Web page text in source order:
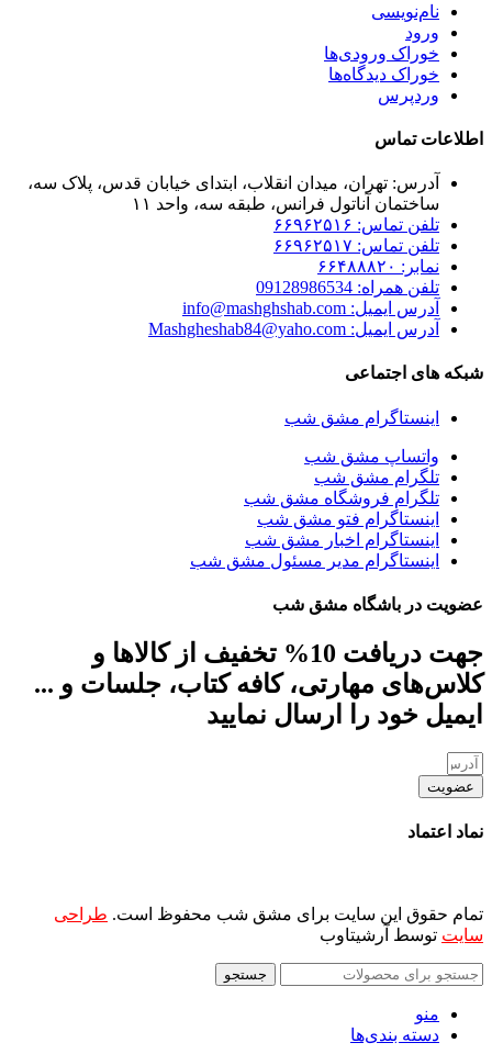
نام‌نویسی
ورود
خوراک ورودی‌ها
خوراک دیدگاه‌ها
وردپرس
اطلاعات تماس
آدرس: تهران، میدان انقلاب، ابتدای خیابان قدس، پلاک سه،
ساختمان آناتول فرانس، طبقه سه، واحد ۱۱
تلفن تماس: ۶۶۹۶۲۵۱۶
تلفن تماس: ۶۶۹۶۲۵۱۷
نمابر: ۶۶۴۸۸۸۲۰
تلفن همراه: 09128986534
آدرس ایمیل: info@mashghshab.com
آدرس ایمیل: Mashgheshab84@yaho.com
شبکه های اجتماعی
اینستاگرام مشق شب
واتساپ مشق شب
تلگرام مشق شب
تلگرام فروشگاه مشق شب
اینستاگرام فتو مشق شب
اینستاگرام اخبار مشق شب
اینستاگرام مدیر مسئول مشق شب
عضویت در باشگاه مشق شب
جهت دریافت 10% تخفیف از کالاها و
کلاس‌های مهارتی، کافه کتاب، جلسات و ...
ایمیل خود را ارسال نمایید
عضویت
نماد اعتماد
تمام حقوق این سایت برای مشق شب محفوظ است. طراحی
سایت توسط آرشیتاوب
جستجو
منو
دسته بندی‌ها